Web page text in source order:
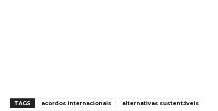
TAGS acordos internacionais
alternativas sustentáveis